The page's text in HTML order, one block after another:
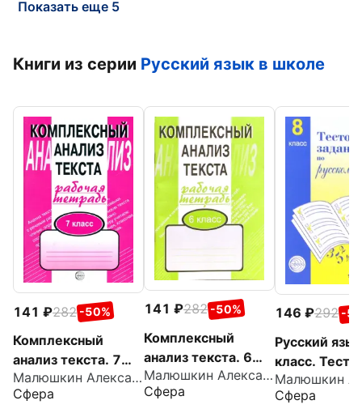
Показать еще 5
Книги из серии Русский язык в школе
141 282 -50%
Комплексный
анализ текста. 7
класс. Рабочая
тетрадь
Малюшкин Александр Борисович
Сфера
141 282 -50%
Комплексный
анализ текста. 6
класс. Рабочая
тетрадь
Малюшкин Александр Борисович
Сфера
146 292 -
Русский
класс.
задания для
проверки
Сфера